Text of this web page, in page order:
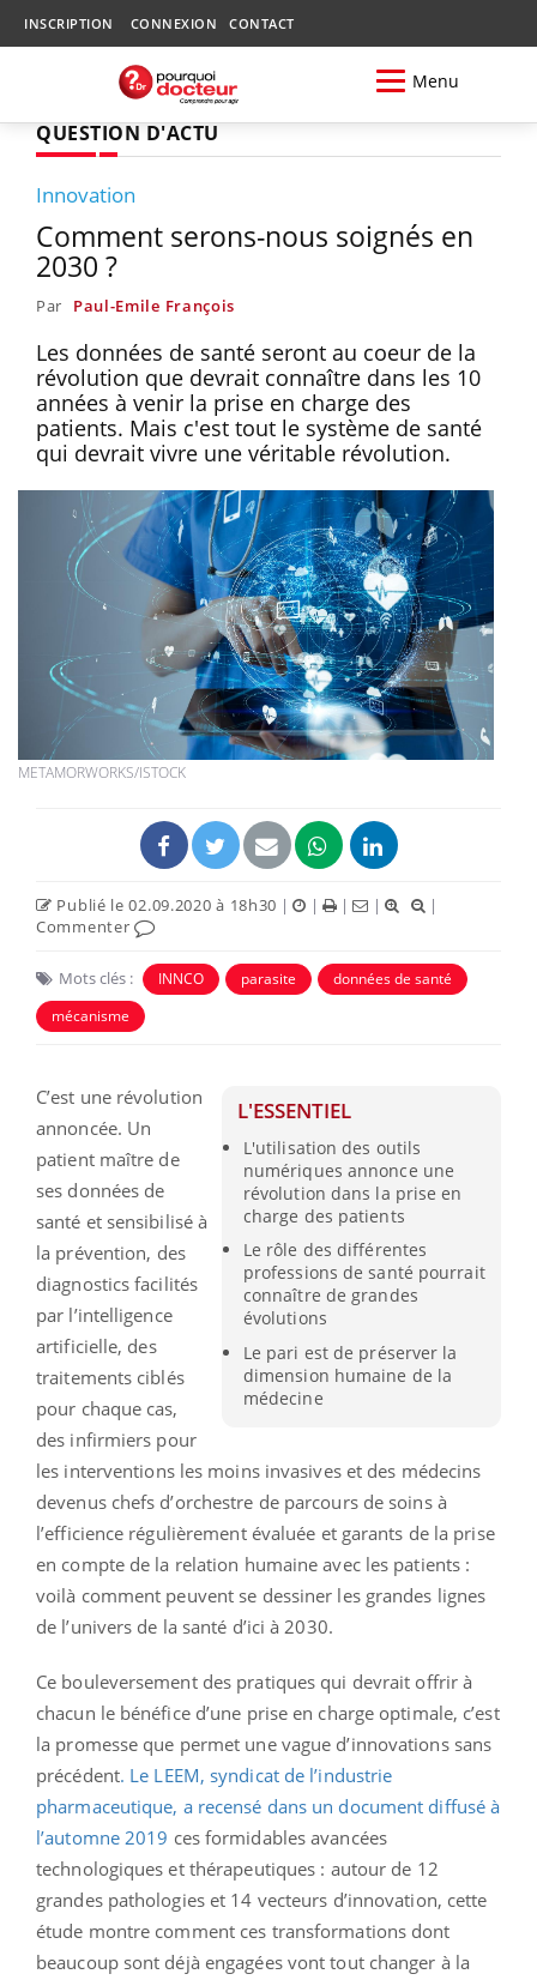
INSCRIPTION CONNEXION CONTACT
Menu
QUESTION D'ACTU
Innovation
Comment serons-nous soignés en
2030 ?
Par Paul-Emile François
Les données de santé seront au coeur de la
révolution que devrait connaître dans les 10
années à venir la prise en charge des
patients. Mais c'est tout le système de santé
qui devrait vivre une véritable révolution.
METAMORWORKS/ISTOCK
Publié le 02.09.2020 à 18h30 | | | |
|
Commenter
Mots clés : INNCO parasite
données de santé
mécanisme
L'ESSENTIEL
L'utilisation des outils
numériques annonce une
révolution dans la prise en
charge des patients
Le rôle des différentes
professions de santé pourrait
connaître de grandes
évolutions
Le pari est de préserver la
dimension humaine de la
médecine
C’est une révolution
annoncée. Un
patient maître de
ses données de
santé et sensibilisé à
la prévention, des
diagnostics facilités
par l’intelligence
artificielle, des
traitements ciblés
pour chaque cas,
des infirmiers pour
les interventions les moins invasives et des médecins
devenus chefs d’orchestre de parcours de soins à
l’efficience régulièrement évaluée et garants de la prise
en compte de la relation humaine avec les patients :
voilà comment peuvent se dessiner les grandes lignes
de l’univers de la santé d’ici à 2030.
Ce bouleversement des pratiques qui devrait offrir à
chacun le bénéfice d’une prise en charge optimale, c’est
la promesse que permet une vague d’innovations sans
précédent. Le LEEM, syndicat de l’industrie
pharmaceutique, a recensé dans un document diffusé à
l’automne 2019 ces formidables avancées
technologiques et thérapeutiques : autour de 12
grandes pathologies et 14 vecteurs d’innovation, cette
étude montre comment ces transformations dont
beaucoup sont déjà engagées vont tout changer à la